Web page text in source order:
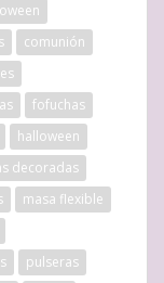
comunión
fofuchas
halloween
decoradas
masa flexible
pulseras